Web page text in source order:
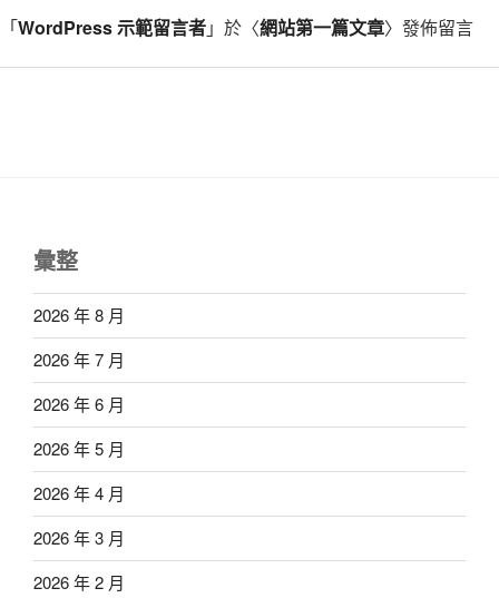
「WordPress 示範留言者」於〈網站第一篇文章〉發佈留言
彙整
2026 年 8 月
2026 年 7 月
2026 年 6 月
2026 年 5 月
2026 年 4 月
2026 年 3 月
2026 年 2 月